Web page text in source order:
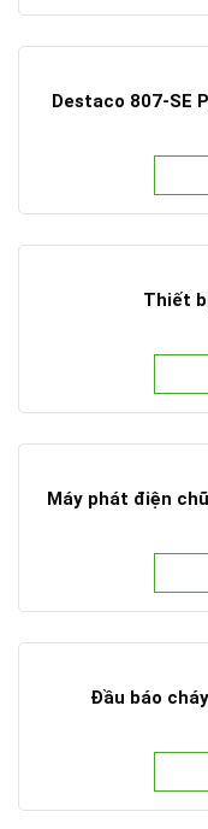
Destaco 807-SE
Thiết
Máy phát điện
Đầu báo